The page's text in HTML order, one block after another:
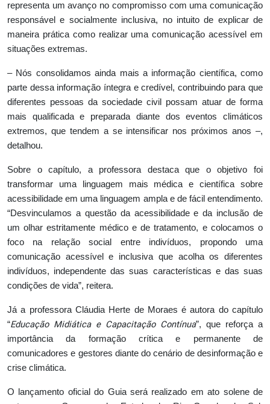
representa um avanço no compromisso com uma comunicação
responsável e socialmente inclusiva, no intuito de explicar de
maneira prática como realizar uma comunicação acessível em
situações extremas.
– Nós consolidamos ainda mais a informação científica, como
parte dessa informação íntegra e credível, contribuindo para que
diferentes pessoas da sociedade civil possam atuar de forma
mais qualificada e preparada diante dos eventos climáticos
extremos, que tendem a se intensificar nos próximos anos –,
detalhou.
Sobre o capítulo, a professora destaca que o objetivo foi
transformar uma linguagem mais médica e científica sobre
acessibilidade em uma linguagem ampla e de fácil entendimento.
“Desvinculamos a questão da acessibilidade e da inclusão de
um olhar estritamente médico e de tratamento, e colocamos o
foco na relação social entre indivíduos, propondo uma
comunicação acessível e inclusiva que acolha os diferentes
indivíduos, independente das suas características e das suas
condições de vida”, reitera.
Já a professora Cláudia Herte de Moraes é autora do capítulo
“Educação Midiática e Capacitação Contínua”, que reforça a
importância da formação crítica e permanente de
comunicadores e gestores diante do cenário de desinformação e
crise climática.
O lançamento oficial do Guia será realizado em ato solene de